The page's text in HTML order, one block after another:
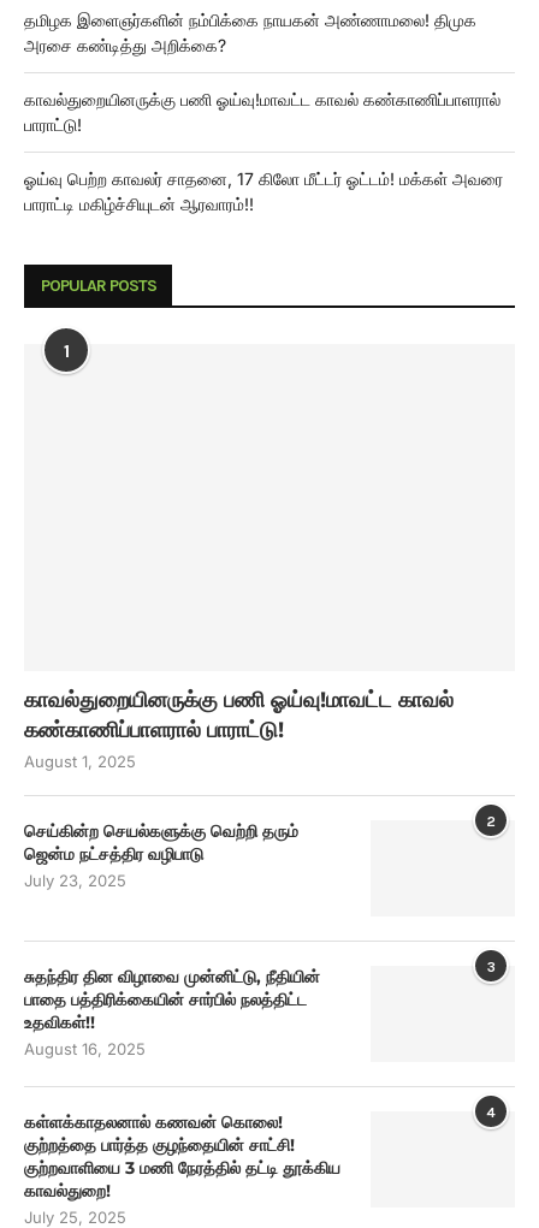
தமிழக இளைஞர்களின் நம்பிக்கை நாயகன் அண்ணாமலை! திமுக
அரசை கண்டித்து அறிக்கை?
காவல்துறையினருக்கு பணி ஓய்வு!மாவட்ட காவல் கண்காணிப்பாளரால்
பாராட்டு!
ஓய்வு பெற்ற காவலர் சாதனை, 17 கிலோ மீட்டர் ஓட்டம்! மக்கள் அவரை
பாராட்டி மகிழ்ச்சியுடன் ஆரவாரம்!!
POPULAR POSTS
1
காவல்துறையினருக்கு பணி ஓய்வு!மாவட்ட காவல்
கண்காணிப்பாளரால் பாராட்டு!
August 1, 2025
2
செய்கின்ற செயல்களுக்கு வெற்றி தரும்
ஜென்ம நட்சத்திர வழிபாடு
July 23, 2025
3
சுதந்திர தின விழாவை முன்னிட்டு, நீதியின்
பாதை பத்திரிக்கையின் சார்பில் நலத்திட்ட
உதவிகள்!!
August 16, 2025
4
கள்ளக்காதலனால் கணவன் கொலை!
குற்றத்தை பார்த்த குழந்தையின் சாட்சி!
குற்றவாளியை 3 மணி நேரத்தில் தட்டி தூக்கிய
காவல்துறை!
July 25, 2025